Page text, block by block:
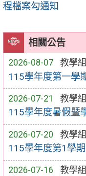
相關公告
2026-08-07 教學組
115學年度第一學
2026-07-21 教學組
115學年度暑假暨
2026-07-20 教學組
115學年度第1學
2026-07-16 教學組
程檔案勾通知